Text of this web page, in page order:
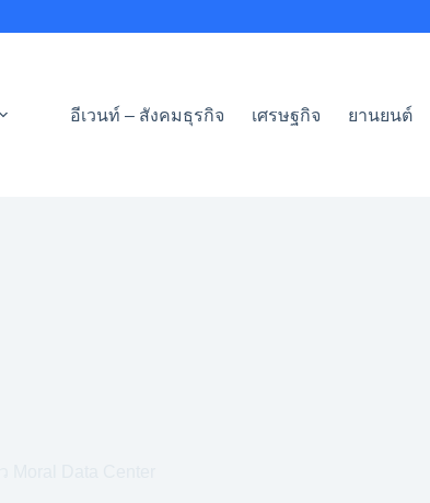
อีเวนท์ – สังคมธุรกิจ เศรษฐกิจ ยานยนต์